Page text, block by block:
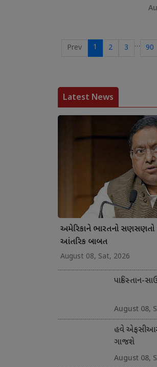
Prev 1 2 3 … 90
Latest News
અમેરિકાને ભારતનો
આંતરિક બાબત
August 08, Sat, 2026
પાકિસ્તાન-
August 08,
હવે
ગાજશે
August 08,